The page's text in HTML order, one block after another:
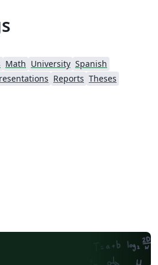
Math University Spanish
Reports Theses